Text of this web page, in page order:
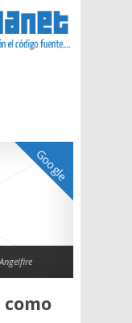
Google